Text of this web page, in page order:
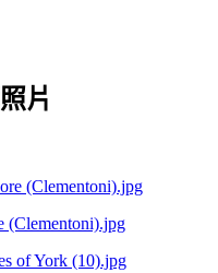
片
(Clementoni).jpg